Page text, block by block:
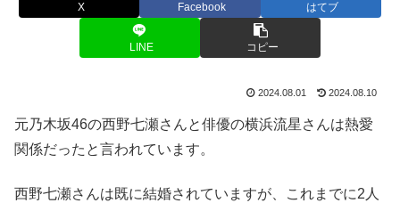
X Facebook はてブ
LINE コピー
2024.08.01 2024.08.10
元乃木坂46の西野七瀬さんと俳優の横浜流星さんは熱愛
関係だったと言われています。
西野七瀬さんは既に結婚されていますが、これまでに2人